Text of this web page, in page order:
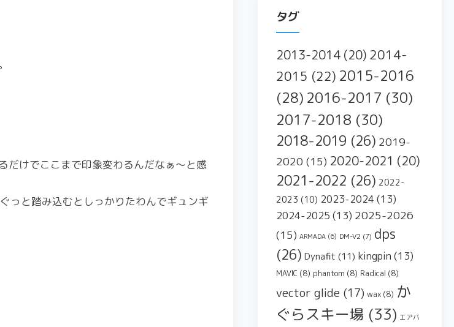
だけでここまで印象変わるんだなぁ～と感
っと踏み込むとしっかりたわんでギュンギ
タグ
2013-2014 (20) 2014-
2015 (22) 2015-2016
(28) 2016-2017 (30)
2017-2018 (30)
2018-2019 (26) 2019-
2020 (15) 2020-2021 (20)
2021-2022 (26) 2022-
2023 (10) 2023-2024 (13)
2024-2025 (13) 2025-2026
(15) ARMADA (6) DM-V2 (7) dps
(26) Dynafit (11) kingpin (13)
MAVIC (8) phantom (8) Radical (8)
vector glide (17) wax (8) か
ぐらスキー場 (33) エアバ